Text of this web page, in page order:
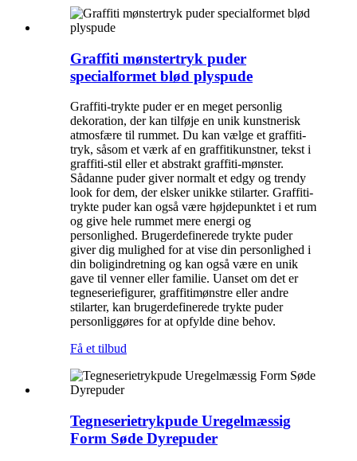
Graffiti mønstertryk puder
specialformet blød plyspude
Graffiti-trykte puder er en meget personlig
dekoration, der kan tilføje en unik kunstnerisk
atmosfære til rummet. Du kan vælge et graffiti-
tryk, såsom et værk af en graffitikunstner, tekst i
graffiti-stil eller et abstrakt graffiti-mønster.
Sådanne puder giver normalt et edgy og trendy
look for dem, der elsker unikke stilarter. Graffiti-
trykte puder kan også være højdepunktet i et rum
og give hele rummet mere energi og
personlighed. Brugerdefinerede trykte puder
giver dig mulighed for at vise din personlighed i
din boligindretning og kan også være en unik
gave til venner eller familie. Uanset om det er
tegneseriefigurer, graffitimønstre eller andre
stilarter, kan brugerdefinerede trykte puder
personliggøres for at opfylde dine behov.
Få et tilbud
Tegneserietrykpude Uregelmæssig
Form Søde Dyrepuder